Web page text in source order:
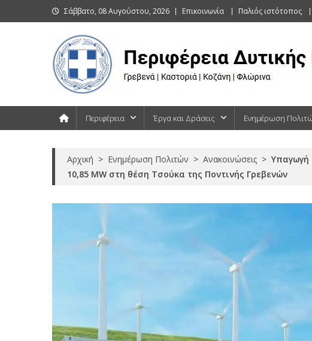
to
Σάββατο, 08 Αυγούστου, 2026 Επικοινωνία Παλιός ιστότοπος
Περιφέρεια Έργα και Δράσεις Ενημέρωση
Αρχική > Ενημέρωση Πολιτών > Ανακοινώσεις > Υπαγωγή
10,85 MW στη θέση Τσούκα της Ποντινής Γρεβενών